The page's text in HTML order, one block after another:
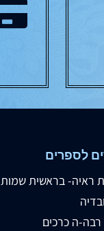
לספרים
ראיה- בראשית שמות
ה כרכים